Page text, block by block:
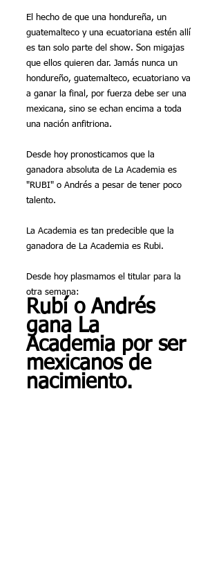
El hecho de que una hondureña, un
guatemalteco y una ecuatoriana estén allí
es tan solo parte del show. Son migajas
que ellos quieren dar. Jamás nunca un
hondureño, guatemalteco, ecuatoriano va
a ganar la final, por fuerza debe ser una
mexicana, sino se echan encima a toda
una nación anfitriona.
Desde hoy pronosticamos que la
ganadora absoluta de La Academia es
"RUBI" o Andrés a pesar de tener poco
talento.
La Academia es tan predecible que la
ganadora de La Academia es Rubi.
Desde hoy plasmamos el titular para la
otra semana:
Rubí o Andrés
gana La
Academia por ser
mexicanos de
nacimiento.